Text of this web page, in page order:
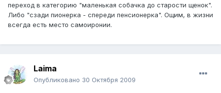
переход в категорию "маленькая собачка до старости щенок".
Либо "сзади пионерка - спереди пенсионерка". Ощим, в жизни
всегда есть место самоиронии.
Laimа
Опубликовано 30 Октября 2009